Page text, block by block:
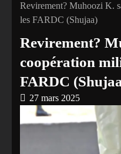
Revirement? Muhoozi K.
les FARDC (Shujaa)
Revirement?
coopération
FARDC
27 mars 2025